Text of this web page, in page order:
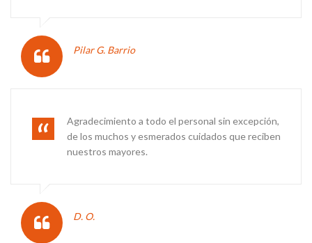
Pilar G. Barrio
Agradecimiento a todo el personal sin excepción,
de los muchos y esmerados cuidados que reciben
nuestros mayores.
D. O.